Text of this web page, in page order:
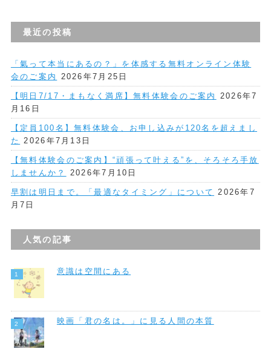
最近の投稿
「氣って本当にあるの？」を体感する無料オンライン体験
会のご案内
2026年7月25日
【明日7/17・まもなく満席】無料体験会のご案内
2026年7
月16日
【定員100名】無料体験会、お申し込みが120名を超えまし
た
2026年7月13日
【無料体験会のご案内】“頑張って叶える”を、そろそろ手放
しませんか？
2026年7月10日
早割は明日まで。「最適なタイミング」について
2026年7
月7日
人気の記事
意識は空間にある
映画「君の名は。」に見る人間の本質